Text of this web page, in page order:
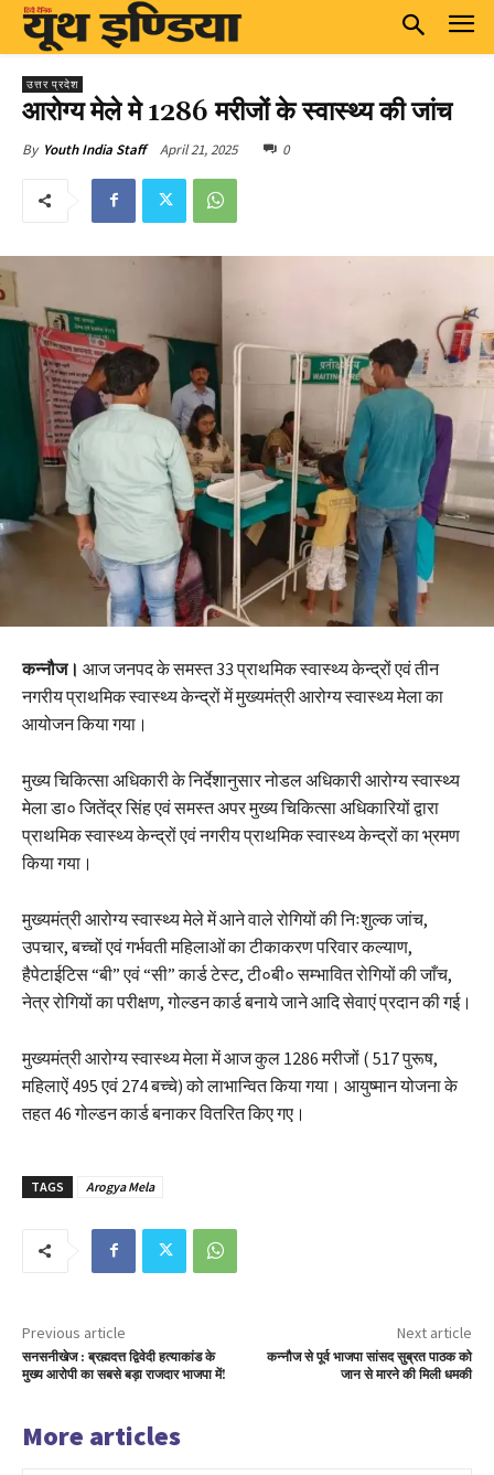
उत्तर प्रदेश
आरोग्य मेले मे 1286 मरीजों के स्वास्थ्य की जांच
By Youth India Staff April 21, 2025 0
कन्नौज। आज जनपद के समस्त 33 प्राथमिक स्वास्थ्य केन्द्रों एवं तीन
नगरीय प्राथमिक स्वास्थ्य केन्द्रों में मुख्यमंत्री आरोग्य स्वास्थ्य मेला का
आयोजन किया गया।
मुख्य चिकित्सा अधिकारी के निर्देशानुसार नोडल अधिकारी आरोग्य स्वास्थ्य
मेला डा० जितेंद्र सिंह एवं समस्त अपर मुख्य चिकित्सा अधिकारियों द्वारा
प्राथमिक स्वास्थ्य केन्द्रों एवं नगरीय प्राथमिक स्वास्थ्य केन्द्रों का भ्रमण
किया गया।
मुख्यमंत्री आरोग्य स्वास्थ्य मेले में आने वाले रोगियों की निःशुल्क जांच,
उपचार, बच्चों एवं गर्भवती महिलाओं का टीकाकरण परिवार कल्याण,
हैपेटाईटिस “बी” एवं “सी” कार्ड टेस्ट, टी०बी० सम्भावित रोगियों की जाँच,
नेत्र रोगियों का परीक्षण, गोल्डन कार्ड बनाये जाने आदि सेवाएं प्रदान की गई।
मुख्यमंत्री आरोग्य स्वास्थ्य मेला में आज कुल 1286 मरीजों ( 517 पुरूष,
महिलाऐं 495 एवं 274 बच्चे) को लाभान्वित किया गया। आयुष्मान योजना के
तहत 46 गोल्डन कार्ड बनाकर वितरित किए गए।
TAGS Arogya Mela
Previous article
सनसनीखेज : ब्रह्मदत्त द्विवेदी हत्याकांड के
मुख्य आरोपी का सबसे बड़ा राजदार भाजपा में!
Next article
कन्नौज से पूर्व भाजपा सांसद सुब्रत पाठक को
जान से मारने की मिली धमकी
More articles